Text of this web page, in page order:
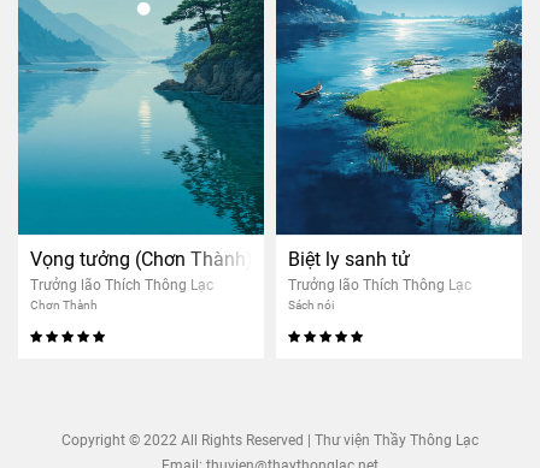
Vọng tưởng (Chơn Thành)
Trưởng lão Thích Thông Lạc
Chơn Thành
Biệt ly sanh tử
Trưởng lão Thích Thông Lạc
Sách nói
Copyright © 2022 All Rights Reserved | Thư viện Thầy Thông Lạc